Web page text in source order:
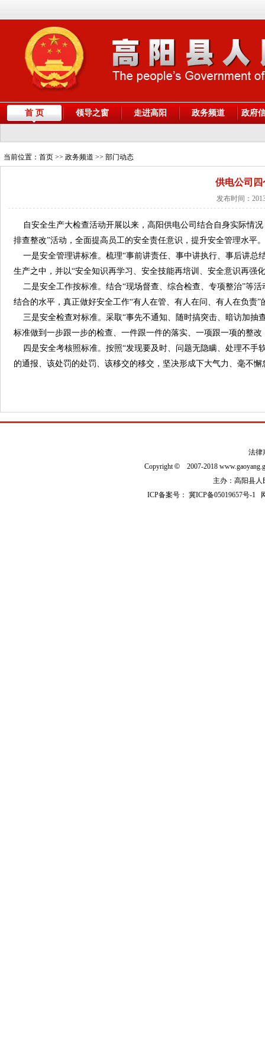
首 页 领导之窗 走进高阳 政务频道 政府
当前位置： 首页 >> 政务频道 >> 部门动态
供电公司
发布时间：
自安全生产大检查活动开展以来，高阳供电公司结合自身实际情
排查整改”活动，全面提高员工的安全责任意识，提升安全管理水平。
一是安全管理讲标准。梳理“事前讲责任、事中讲执行、事后讲总
生产之中，并以“安全知识再学习、安全技能再培训、安全意识再强
二是安全工作按标准。结合“现场督查、综合检查、专项整治”等
结合的水平，真正做好安全工作“有人在管、有人在问、有人在负责
三是安全检查对标准。采取“事先不通知、随时搞突击、暗访加抽
标准做到一步跟一步的检查、一件跟一件的落实、一项跟一项的整
四是安全考核照标准。按照“发现要及时、问题无隐瞒、处理不手
的通报、该处罚的处罚、该移交的移交，坚决形成下大气力、毫不
法律
Copyright© 2007-2018
主办：高阳县人
ICP备案号：冀ICP备05019657号-1